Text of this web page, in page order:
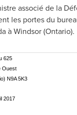
associé de la
les portes du
àWindsor(Ontario).
625
Ouest
N9A 5K3
2017